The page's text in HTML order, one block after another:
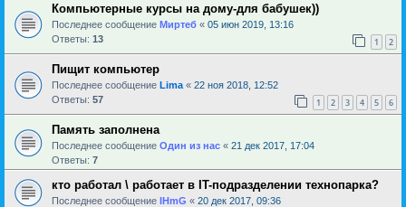
Компьютерные курсы на дому-для бабушек))
Последнее сообщение Миртеб « 05 июн 2019, 13:16
Ответы: 13 1 2
Пищит компьютер
Последнее сообщение Lima « 22 ноя 2018, 12:52
Ответы: 57 1 2 3 4 5 6
Память заполнена
Последнее сообщение Один из нас « 21 дек 2017, 17:04
Ответы: 7
кто работал \ работает в IT-подразделении технопарка?
Последнее сообщение IHmG « 20 дек 2017, 09:36